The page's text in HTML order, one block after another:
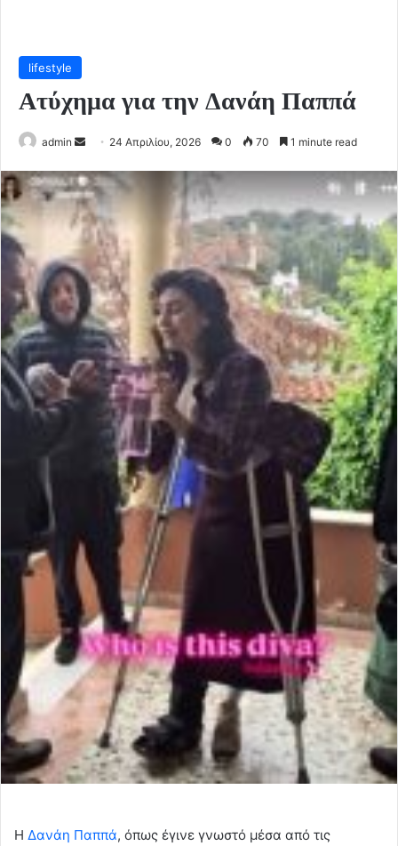
lifestyle
Ατύχημα για την Δανάη Παππά
admin
Send
email
24 Απριλίου, 2026 0 70 1 minute read
Η Δανάη Παππά, όπως έγινε γνωστό μέσα από τις